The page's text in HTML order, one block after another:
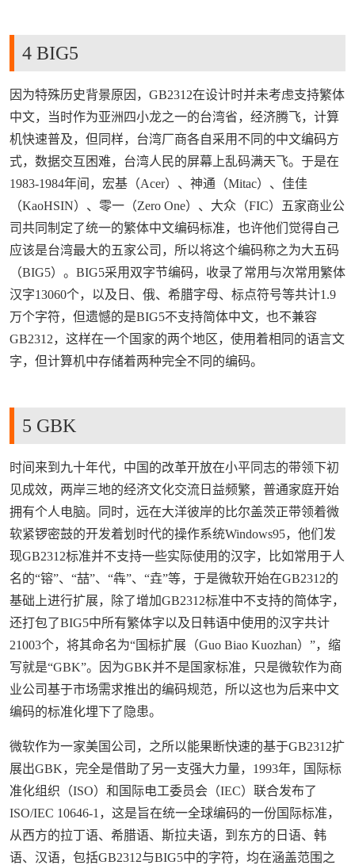
4 BIG5
因为特殊历史背景原因，GB2312在设计时并未考虑支持繁体
中文，当时作为亚洲四小龙之一的台湾省，经济腾飞，计算
机快速普及，但同样，台湾厂商各自采用不同的中文编码方
式，数据交互困难，台湾人民的屏幕上乱码满天飞。于是在
1983-1984年间，宏基（Acer）、神通（Mitac）、佳佳
（KaoHSIN）、零一（Zero One）、大众（FIC）五家商业公
司共同制定了统一的繁体中文编码标准，也许他们觉得自己
应该是台湾最大的五家公司，所以将这个编码称之为大五码
（BIG5）。BIG5采用双字节编码，收录了常用与次常用繁体
汉字13060个，以及日、俄、希腊字母、标点符号等共计1.9
万个字符，但遗憾的是BIG5不支持简体中文，也不兼容
GB2312，这样在一个国家的两个地区，使用着相同的语言文
字，但计算机中存储着两种完全不同的编码。
5 GBK
时间来到九十年代，中国的改革开放在小平同志的带领下初
见成效，两岸三地的经济文化交流日益频繁，普通家庭开始
拥有个人电脑。同时，远在大洋彼岸的比尔盖茨正带领着微
软紧锣密鼓的开发着划时代的操作系统Windows95，他们发
现GB2312标准并不支持一些实际使用的汉字，比如常用于人
名的“镕”、“喆”、“犇”、“垚”等，于是微软开始在GB2312的
基础上进行扩展，除了增加GB2312标准中不支持的简体字，
还打包了BIG5中所有繁体字以及日韩语中使用的汉字共计
21003个，将其命名为“国标扩展（Guo Biao Kuozhan）”，缩
写就是“GBK”。因为GBK并不是国家标准，只是微软作为商
业公司基于市场需求推出的编码规范，所以这也为后来中文
编码的标准化埋下了隐患。
微软作为一家美国公司，之所以能果断快速的基于GB2312扩
展出GBK，完全是借助了另一支强大力量，1993年，国际标
准化组织（ISO）和国际电工委员会（IEC）联合发布了
ISO/IEC 10646-1，这是旨在统一全球编码的一份国际标准，
从西方的拉丁语、希腊语、斯拉夫语，到东方的日语、韩
语、汉语，包括GB2312与BIG5中的字符，均在涵盖范围之